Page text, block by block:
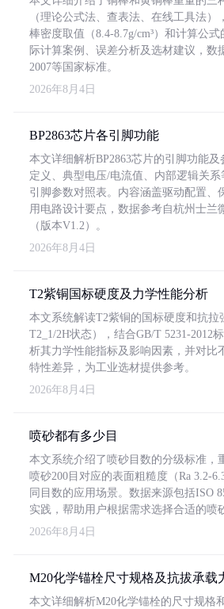
（理论公式法、查表法、在线工具法）
棒密度取值（8.4-8.7g/cm³）和计算公
际计算案例、误差分析及选材建议，数
2007等国家标准。
2026年8月4日
BP2863芯片各引脚功能
本文详细解析BP2863芯片的引脚功能
定义、典型电压/电流值、内部逻辑关
引脚参数对照表。内容涵盖驱动配置、
用电路设计要点，数据参考自杭州士兰
（版本V1.2）。
2026年8月4日
T2紫铜国标硬度及力学性能分析
本文系统解读T2紫铜的国标硬度和抗拉
T2_1/2H状态），结合GB/T 5231-2012
析其力学性能指标及影响因素，并对比
特性差异，为工业选材提供参考。
2026年8月4日
喷砂都有多少目
本文系统介绍了喷砂目数的分级标准，
喷砂200目对应的表面粗糙度（Ra 3.2-
同目数的应用场景。数据来源包括ISO
实践，帮助用户根据需求选择合适的喷
2026年8月4日
M20化学锚栓尺寸规格及抗拔承载
本文详细解析M20化学锚栓的尺寸规格